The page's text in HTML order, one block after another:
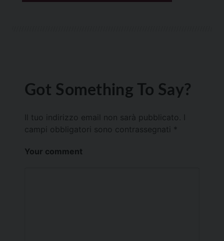
Got Something To Say?
Il tuo indirizzo email non sarà pubblicato.
campi obbligatori sono contrassegnati *
Your comment